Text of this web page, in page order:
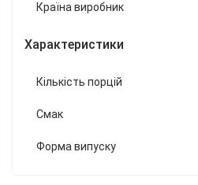
Країна виробник
Характеристики
Кількість порцій
Смак
Форма випуску